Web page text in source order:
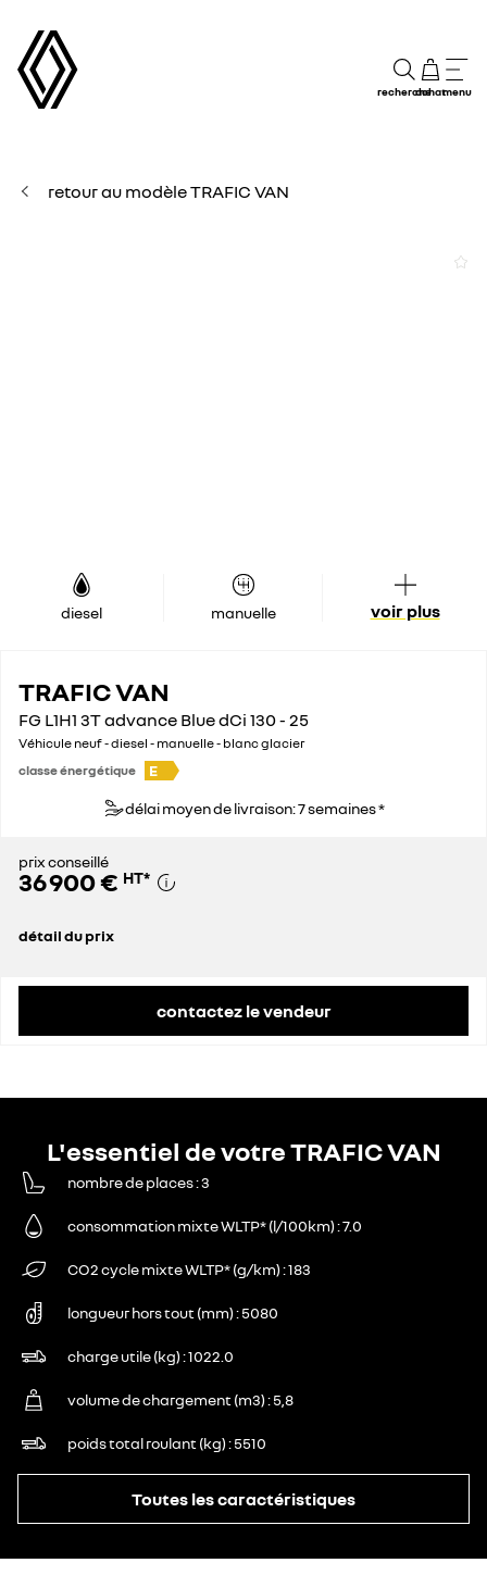
rechercheachatmenu
retour au modèle TRAFIC VAN
diesel manuelle voir plus
TRAFIC VAN
FG L1H1 3T advance Blue dCi 130 - 25
Véhicule neuf - diesel - manuelle - blanc glacier
classe énergétique
E
délai moyen de livraison: 7 semaines *
prix conseillé
36 900 € HT*
détail du prix
contactez le vendeur
L'essentiel de votre TRAFIC VAN
nombre de places 3
consommation mixte WLTP* (l/100km) 7.0
CO2 cycle mixte WLTP* (g/km) 183
longueur hors tout (mm) 5080
charge utile (kg) 1022.0
volume de chargement (m3) 5,8
poids total roulant (kg) 5510
Toutes les caractéristiques